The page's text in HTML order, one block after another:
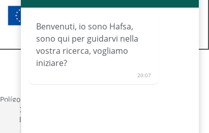
Polígono Industrial de Lorquí Parcela
129 30564 Lorquí, Murcia, España
Lunedì a venerdì: 08:30 - 14:00 h.
16:00 - 19:30 h.
Benvenuti, io sono Hafsa,
sono qui per guidarvi nella
vostra ricerca, vogliamo
iniziare?
20:07